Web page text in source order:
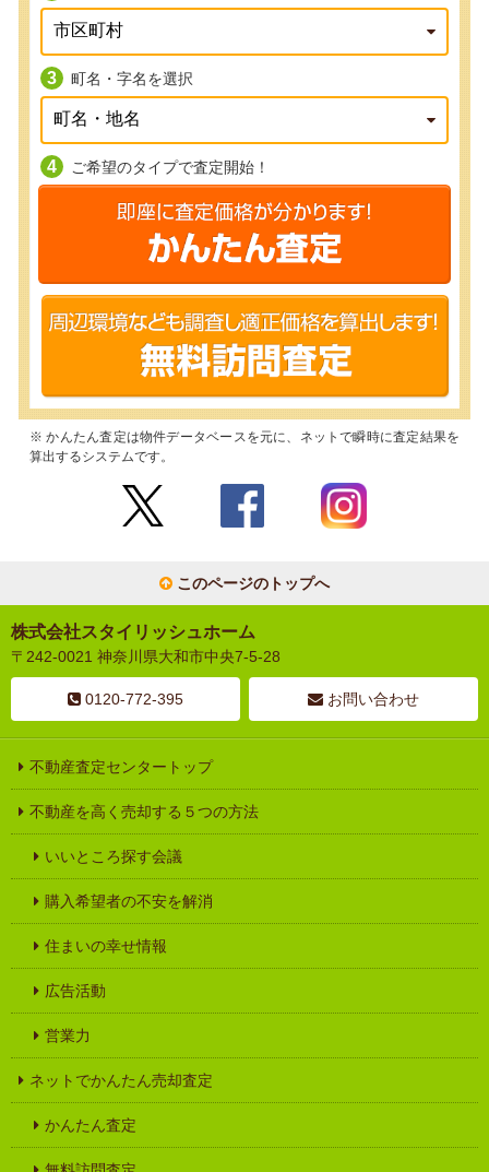
町名・字名を選択
ご希望のタイプで査定開始！
※ かんたん査定は物件データベースを元に、ネットで瞬時に査定結果を
算出するシステムです。
このページのトップへ
株式会社スタイリッシュホーム
〒242-0021 神奈川県大和市中央7-5-28
0120-772-395 お問い合わせ
不動産査定センタートップ
不動産を高く売却する５つの方法
いいところ探す会議
購入希望者の不安を解消
住まいの幸せ情報
広告活動
営業力
ネットでかんたん売却査定
かんたん査定